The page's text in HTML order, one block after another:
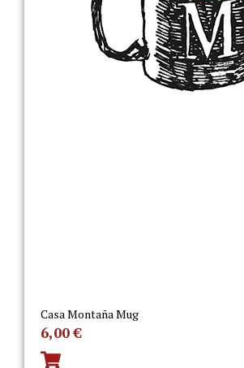
Casa Montaña Mug
6,00€